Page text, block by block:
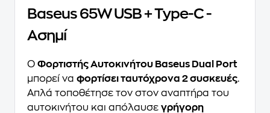
Baseus 65W USB + Type-C -
Ασημί
O Φορτιστής Αυτοκινήτου Baseus Dual Port
μπορεί να φορτίσει ταυτόχρονα 2 συσκευές.
Απλά τοποθέτησε τον στον αναπτήρα του
αυτοκινήτου και απόλαυσε γρήγορη